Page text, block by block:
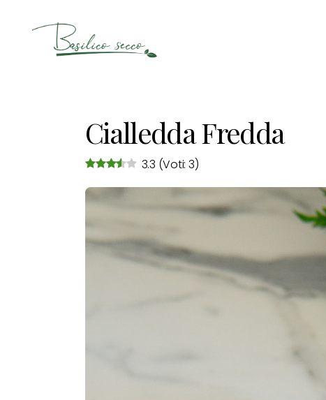
Cialledda Fredda
3.3 (Voti: 3)